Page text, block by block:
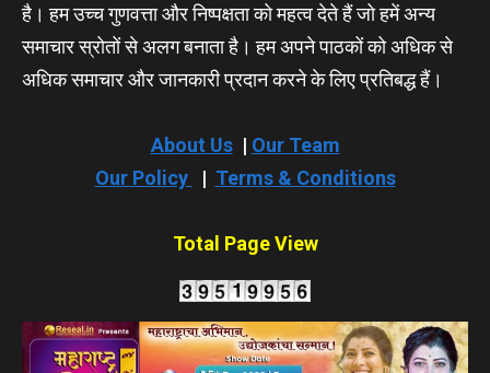
है। हम उच्च गुणवत्ता और निष्पक्षता को महत्व देते हैं जो हमें अन्य
समाचार स्रोतों से अलग बनाता है। हम अपने पाठकों को अधिक से
अधिक समाचार और जानकारी प्रदान करने के लिए प्रतिबद्ध हैं।
About Us| Our Team
Our Policy
| Terms & Conditions
Total Page View